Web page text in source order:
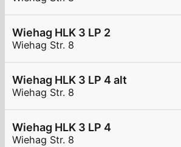
Wiehag HLK 3 LP 2
Wiehag Str. 8
Wiehag HLK 3 LP 4 alt
Wiehag Str. 8
Wiehag HLK 3 LP 4
Wiehag Str. 8